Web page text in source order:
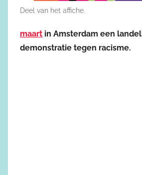
Deel van het affiche.
maart in Amsterdam een
demonstratie tegen racisme.